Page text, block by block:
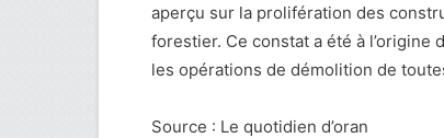
aperçu sur la prolifération des
forestier. Ce constat a été à l’origine
les opérations de démolition de
Source : Le quotidien d’oran